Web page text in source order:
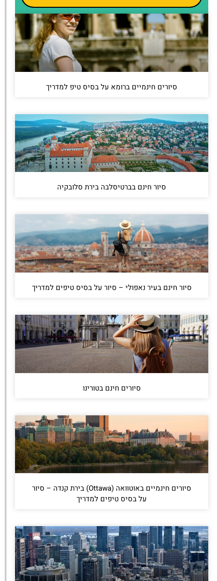
סיורים חינמיים ברומא על בסיס טיפ למדריך
סיור חינם בברטיסלבה בירת סלובקיה
סיור חינם בעיר נאפולי – סיור על בסיס טיפים למדריך
סיורים חינם בטורינו
סיורים חינמיים באוטוואה (Ottawa) בירת קנדה – סיור
על בסיס טיפים למדריך